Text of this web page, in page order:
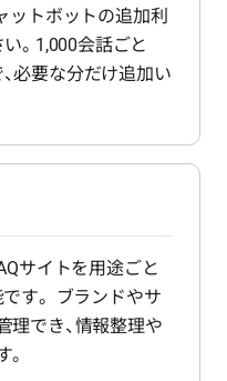
ットボットの追加利
。1,000会話ごと
、必要な分だけ追加い
サイトを用途ごと
す。 ブランドやサ
理でき、情報整理や